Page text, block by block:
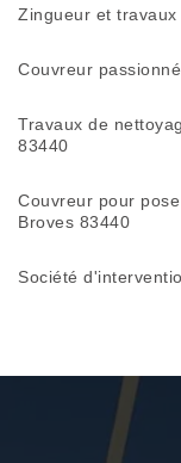
Zingueur et
Couvreur
Travaux de
83440
Couvreur pour
Broves 83440
Société